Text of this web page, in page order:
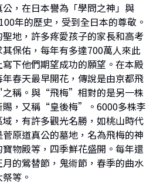
，在日本譽為「學問之神」與
年的歷史，受到全日本的尊敬。
地，許多疼愛孩子的家長和高考
保佑，每年有多達700萬人來此
下他們期望成功的願望。在本殿
春天最早開花，傳說是由京都飛
之稱。與“飛梅”相對的是另一株
賜，又稱“皇後梅”。6000多株李
，有許多觀光名勝，如桃山時代
原道真公的墓地，名為飛梅的神
物殿等，四季鮮花盛開。每年還
的鶯替節，鬼術節，春季的曲水
等。